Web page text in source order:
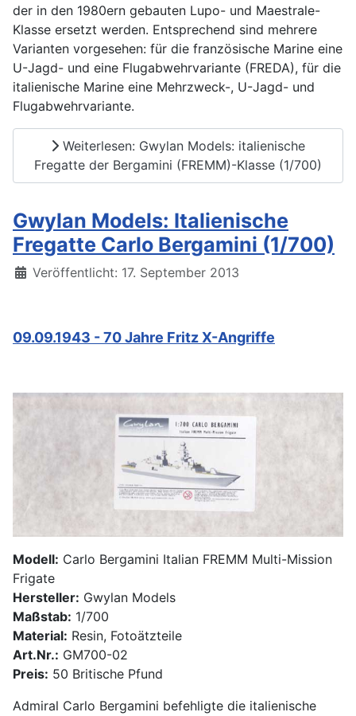
der in den 1980ern gebauten Lupo- und Maestrale-
Klasse ersetzt werden. Entsprechend sind mehrere
Varianten vorgesehen: für die französische Marine eine
U-Jagd- und eine Flugabwehrvariante (FREDA), für die
italienische Marine eine Mehrzweck-, U-Jagd- und
Flugabwehrvariante.
Weiterlesen: Gwylan Models: italienische
Fregatte der Bergamini (FREMM)-Klasse (1/700)
Gwylan Models: Italienische
Fregatte Carlo Bergamini (1/700)
Details
Veröffentlicht: 17. September 2013
09.09.1943 - 70 Jahre Fritz X-Angriffe
Modell: Carlo Bergamini Italian FREMM Multi-Mission
Frigate
Hersteller: Gwylan Models
Maßstab: 1/700
Material: Resin, Fotoätzteile
Art.Nr.: GM700-02
Preis: 50 Britische Pfund
Admiral Carlo Bergamini befehligte die italienische